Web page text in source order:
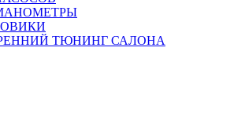
ТЮНИНГ САЛОНА